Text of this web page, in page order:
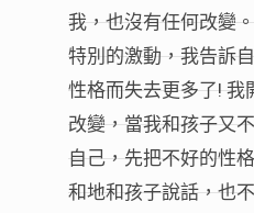
我，也沒有任何改變
特別的激動，我告訴
性格而失去更多了! 我
改變，當我和孩子又
自己，先把不好的性
和地和孩子說話，也